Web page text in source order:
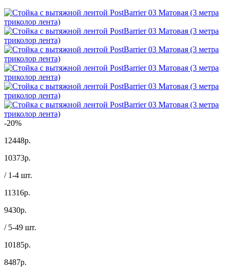
-20%
12448р.
10373р.
/ 1-4 шт.
11316р.
9430р.
/ 5-49 шт.
10185р.
8487р.